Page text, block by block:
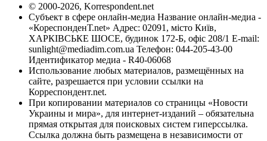
© 2000-2026, Korrespondent.net
Субъект в сфере онлайн-медиа Название онлайн-медиа -
«КореспонденТ.net» Адрес: 02091, місто Київ,
ХАРКІВСЬКЕ ШОСЕ, будинок 172-Б, офіс 208/1 E-mail:
sunlight@mediadim.com.ua Телефон: 044-205-43-00
Идентификатор медиа - R40-06068
Использование любых материалов, размещённых на
сайте, разрешается при условии ссылки на
Корреспондент.net.
При копировании материалов со страницы «Новости
Украины и мира», для интернет-изданий – обязательна
прямая открытая для поисковых систем гиперссылка.
Ссылка должна быть размещена в независимости от